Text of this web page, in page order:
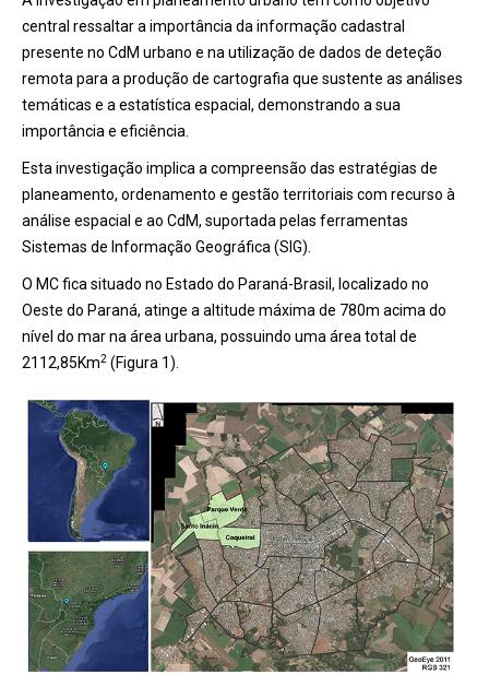
central ressaltar a importância da informação cadastral
presente no CdM urbano e na utilização de dados de deteção
remota para a produção de cartografia que sustente as análises
temáticas e a estatística espacial, demonstrando a sua
importância e eficiência.
Esta investigação implica a compreensão das estratégias de
planeamento, ordenamento e gestão territoriais com recurso à
análise espacial e ao CdM, suportada pelas ferramentas
Sistemas de Informação Geográfica (SIG).
O MC fica situado no Estado do Paraná-Brasil, localizado no
Oeste do Paraná, atinge a altitude máxima de 780m acima do
nível do mar na área urbana, possuindo uma área total de
2112,85Km2 (Figura 1).